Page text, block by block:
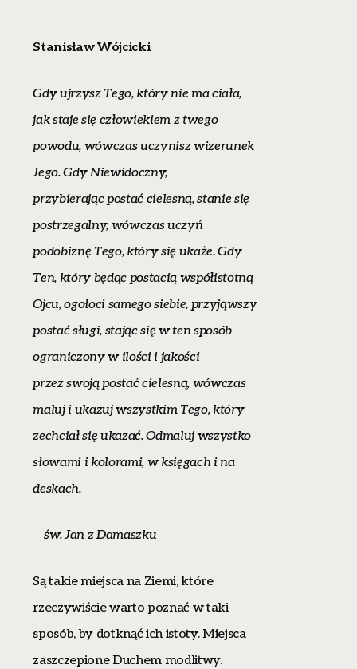
Stanisław Wójcicki
Gdy ujrzysz Tego, który nie ma ciała,
jak staje się człowiekiem z twego
powodu, wówczas uczynisz wizerunek
Jego. Gdy Niewidoczny,
przybierając postać cielesną, stanie się
postrzegalny, wówczas uczyń
podobiznę Tego, który się ukaże. Gdy
Ten, który będąc postacią współistotną
Ojcu, ogołoci samego siebie, przyjąwszy
postać sługi, stając się w ten sposób
ograniczony w ilości i jakości
przez swoją postać cielesną, wówczas
maluj i ukazuj wszystkim Tego, który
zechciał się ukazać. Odmaluj wszystko
słowami i kolorami, w księgach i na
deskach.
św. Jan z Damaszku
Są takie miejsca na Ziemi, które
rzeczywiście warto poznać w taki
sposób, by dotknąć ich istoty. Miejsca
zaszczepione Duchem modlitwy.